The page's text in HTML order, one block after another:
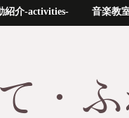
紹介-activities- 音楽教
・